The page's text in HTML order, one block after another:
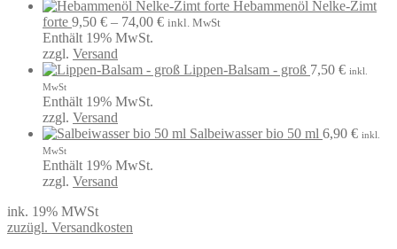
Hebammenöl Nelke-Zimt
forte 9,50 € – 74,00 €Preisspanne:
74,00 €
inkl. MwSt
Enthält 19% MwSt.
zzgl. Versand
Lippen-Balsam - groß 7,50 € inkl.
MwSt
Enthält 19% MwSt.
zzgl. Versand
Salbeiwasser bio 50 ml 6,90 € inkl.
MwSt
Enthält 19% MwSt.
zzgl. Versand
ink. 19% MWSt
zuzügl. Versandkosten